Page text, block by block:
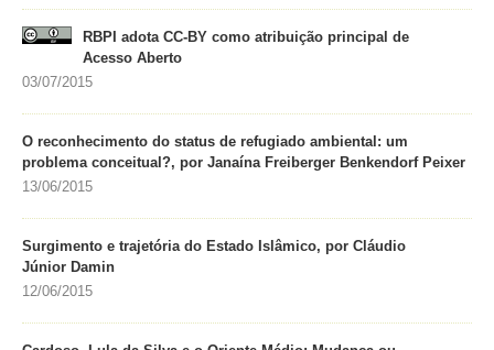
RBPI adota CC-BY como atribuição principal de
Acesso Aberto
03/07/2015
O reconhecimento do status de refugiado ambiental: um
problema conceitual?, por Janaína Freiberger Benkendorf Peixer
13/06/2015
Surgimento e trajetória do Estado Islâmico, por Cláudio
Júnior Damin
12/06/2015